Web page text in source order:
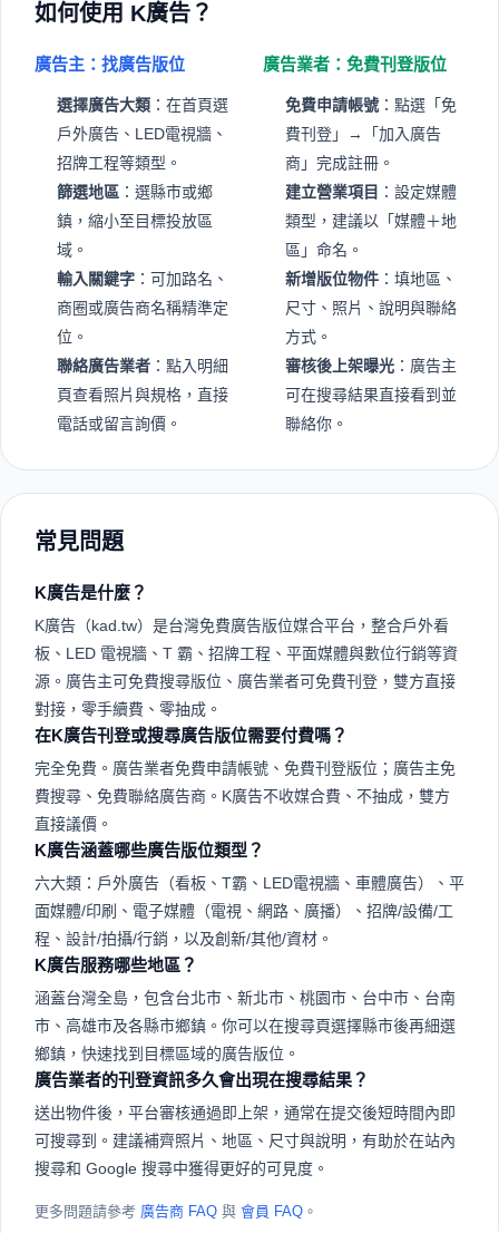
如何使用 K廣告？
廣告主：找廣告版位
選擇廣告大類 ：在首頁選
戶外廣告、LED電視牆、
招牌工程等類型。
篩選地區 ：選縣市或鄉
鎮，縮小至目標投放區
域。
輸入關鍵字 ：可加路名、
商圈或廣告商名稱精準定
位。
聯絡廣告業者 ：點入明細
頁查看照片與規格，直接
電話或留言詢價。
廣告業者：免費刊登版位
免費申請帳號 ：點選「免
費刊登」→「加入廣告
商」完成註冊。
建立營業項目 ：設定媒體
類型，建議以「媒體＋地
區」命名。
新增版位物件 ：填地區、
尺寸、照片、說明與聯絡
方式。
審核後上架曝光 ：廣告主
可在搜尋結果直接看到並
聯絡你。
常見問題
K廣告是什麼？
K廣告（kad.tw）是台灣免費廣告版位媒合平台，整合戶外看
板、LED 電視牆、T 霸、招牌工程、平面媒體與數位行銷等資
源。廣告主可免費搜尋版位、廣告業者可免費刊登，雙方直接
對接，零手續費、零抽成。
在K廣告刊登或搜尋廣告版位需要付費嗎？
完全免費。廣告業者免費申請帳號、免費刊登版位；廣告主免
費搜尋、免費聯絡廣告商。K廣告不收媒合費、不抽成，雙方
直接議價。
K廣告涵蓋哪些廣告版位類型？
六大類：戶外廣告（看板、T霸、LED電視牆、車體廣告）、平
面媒體/印刷、電子媒體（電視、網路、廣播）、招牌/設備/工
程、設計/拍攝/行銷，以及創新/其他/資材。
K廣告服務哪些地區？
涵蓋台灣全島，包含台北市、新北市、桃園市、台中市、台南
市、高雄市及各縣市鄉鎮。你可以在搜尋頁選擇縣市後再細選
鄉鎮，快速找到目標區域的廣告版位。
廣告業者的刊登資訊多久會出現在搜尋結果？
送出物件後，平台審核通過即上架，通常在提交後短時間內即
可搜尋到。建議補齊照片、地區、尺寸與說明，有助於在站內
搜尋和 Google 搜尋中獲得更好的可見度。
更多問題請參考 廣告商 FAQ 與 會員 FAQ 。